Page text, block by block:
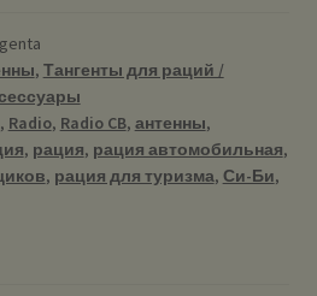
, Тангенты для раций /
, Radio, Radio CB, антенны,
, рация, рация автомобильная,
, рация для туризма, Си-Би,